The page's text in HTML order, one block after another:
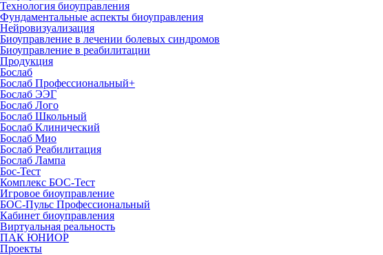
Технология биоуправления
Фундаментальные аспекты биоуправления
Нейровизуализация
Биоуправление в лечении болевых синдромов
Биоуправление в реабилитации
Продукция
Бослаб
Бослаб Профессиональный+
Бослаб ЭЭГ
Бослаб Лого
Бослаб Школьный
Бослаб Клинический
Бослаб Мио
Бослаб Реабилитация
Бослаб Лампа
Бос-Тест
Комплекс БОС-Тест
Игровое биоуправление
БОС-Пульс Профессиональный
Кабинет биоуправления
Виртуальная реальность
ПАК ЮНИОР
Проекты